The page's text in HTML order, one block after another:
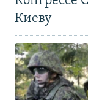
Киеву